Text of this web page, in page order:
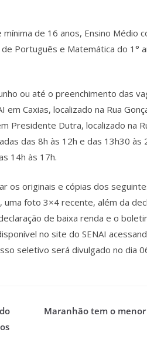
de 16 anos, Ensino Médio
Português e Matemática do 1°
ou até o preenchimento das
Caxias, localizado na Rua
Presidente Dutra, localizado na
das 8h às 12h e das 13h30 às
14h às 17h.
os originais e cópias dos
foto 3×4 recente, além da
de baixa renda e o
no site do SENAI
seletivo será divulgado no dia
Maranhão tem o